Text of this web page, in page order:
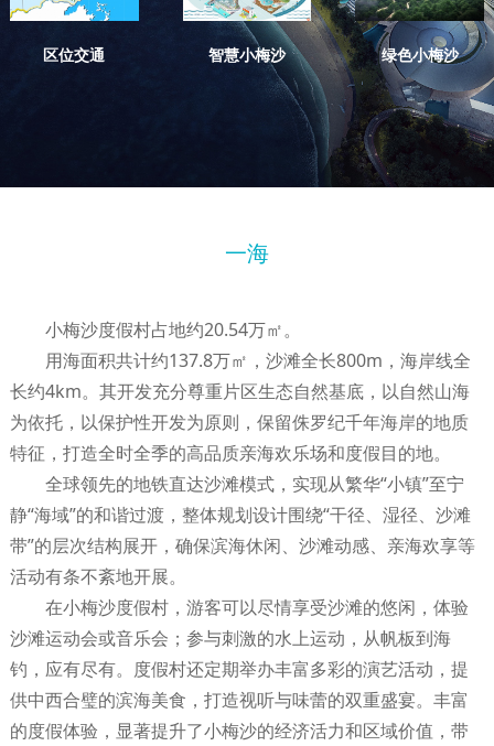
区位交通 智慧小梅沙 绿色小梅沙
一海
小梅沙度假村占地约20.54万㎡。
用海面积共计约137.8万㎡，沙滩全长800m，海岸线全
长约4km。其开发充分尊重片区生态自然基底，以自然山海
为依托，以保护性开发为原则，保留侏罗纪千年海岸的地质
特征，打造全时全季的高品质亲海欢乐场和度假目的地。
全球领先的地铁直达沙滩模式，实现从繁华“小镇”至宁
静“海域”的和谐过渡，整体规划设计围绕“干径、湿径、沙滩
带”的层次结构展开，确保滨海休闲、沙滩动感、亲海欢享等
活动有条不紊地开展。
在小梅沙度假村，游客可以尽情享受沙滩的悠闲，体验
沙滩运动会或音乐会；参与刺激的水上运动，从帆板到海
钓，应有尽有。度假村还定期举办丰富多彩的演艺活动，提
供中西合璧的滨海美食，打造视听与味蕾的双重盛宴。丰富
的度假体验，显著提升了小梅沙的经济活力和区域价值，带